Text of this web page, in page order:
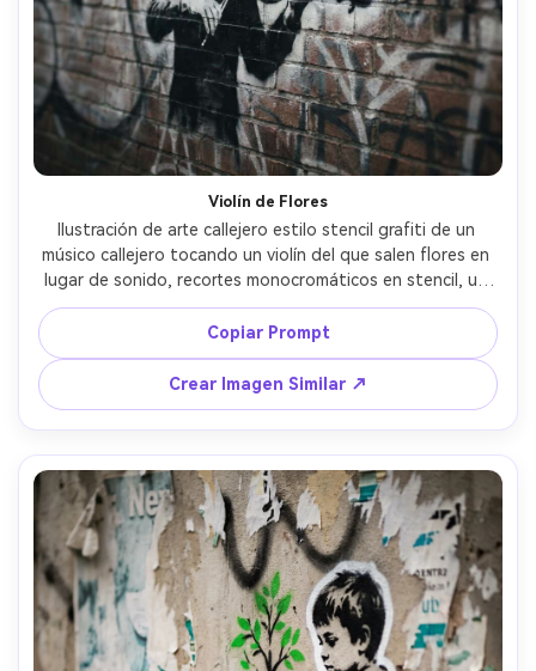
Violín de Flores
Ilustración de arte callejero estilo stencil grafiti de un
músico callejero tocando un violín del que salen flores en
lugar de sonido, recortes monocromáticos en stencil, un
acento violeta en los pétalos, muro de ladrillo envejecido
con restos de grafiti viejo, sutil rocío, ambiente poético y
esperanzador, encuadre vertical elegante, lente de 85
mm, poca profundidad de campo, iluminación suave
cinematográfica --ar 4:5
Copiar Prompt
Crear Imagen Similar ↗